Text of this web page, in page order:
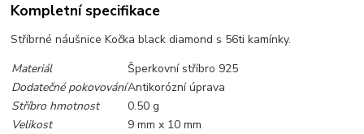
Kompletní specifikace
Stříbrné náušnice Kočka black diamond s 56ti kamínky.
Materiál
Šperkovní stříbro 925
Dodatečné pokovováníAntikorózní úprava
Stříbro hmotnost
0.50 g
Velikost
9 mm x 10 mm